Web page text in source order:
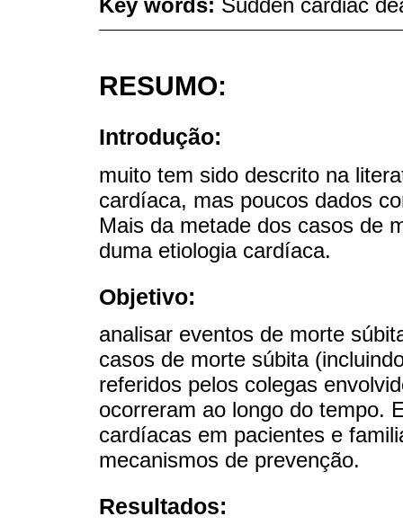
RESUMO:
Introdução:
muito tem sido descrito na
cardíaca, mas poucos dados
Mais da metade dos casos de
duma etiologia cardíaca.
Objetivo:
analisar eventos de morte
casos de morte súbita
referidos pelos colegas
ocorreram ao longo do tempo.
cardíacas em pacientes e
mecanismos de prevenção.
Resultados: